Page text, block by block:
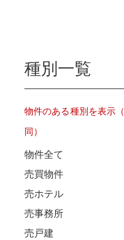
種別一覧
物件のある種別を表示
同）
物件全て
売買物件
売ホテル
売事務所
売戸建